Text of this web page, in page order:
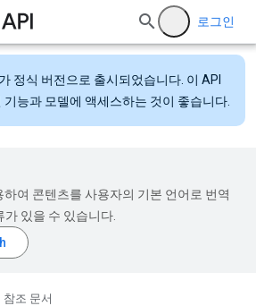
로그인
가 정식 버전으로 출시되었습니다. 이 API
능과 모델에 액세스하는 것이 좋습니다.
여 콘텐츠를 사용자의 기본 언어로 번역
있을 수 있습니다.
참조 문서